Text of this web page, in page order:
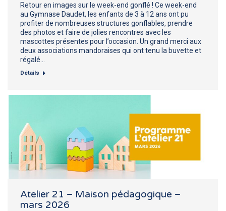
Retour en images sur le week-end gonflé ! Ce week-end
au Gymnase Daudet, les enfants de 3 à 12 ans ont pu
profiter de nombreuses structures gonflables, prendre
des photos et faire de jolies rencontres avec les
mascottes présentes pour l’occasion. Un grand merci aux
deux associations mandoraises qui ont tenu la buvette et
régalé…
Détails
Atelier 21 – Maison pédagogique –
mars 2026